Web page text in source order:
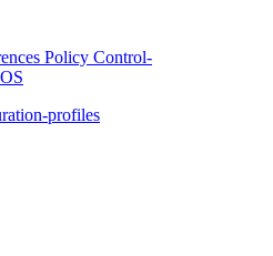
Policy Control-
profiles